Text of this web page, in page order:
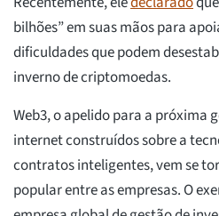
bilhões” em suas mãos para
dificuldades que podem
inverno de criptomoedas.
Web3, o apelido para a próxima
internet construídos sobre a
contratos inteligentes, vem se
popular entre as empresas. O